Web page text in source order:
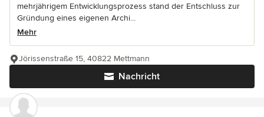
mehrjährigem Entwicklungsprozess stand der Entschluss zur
Gründung eines eigenen Archi...
Mehr
Nachricht
Jörissenstraße 15, 40822 Mettmann